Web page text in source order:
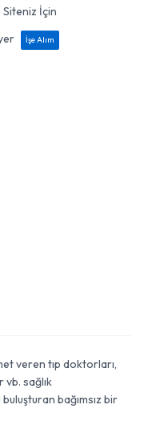
Siteniz İçin
İşe Alım
veren tıp doktorları,
sağlık
bağımsız bir